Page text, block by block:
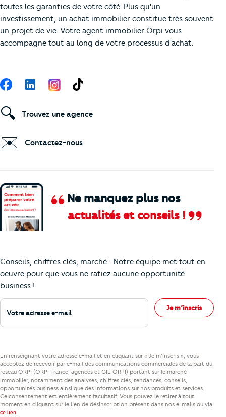
toutes les garanties de votre côté. Plus qu'un
investissement, un achat immobilier constitue très souvent
un projet de vie. Votre agent immobilier Orpi vous
accompagne tout au long de votre processus d'achat.
Ne manquez plus nos
actualités et conseils !
Conseils, chiffres clés, marché… Notre équipe met tout en
oeuvre pour que vous ne ratiez aucune opportunité
business !
Votre adresse e-mail
Je m’inscris
Suivez-nous
FacebookLinkedIn TikTok
🔍 Trouvez une agence
✉️ Contactez-nous
En renseignant votre adresse e-mail et en cliquant sur « Je m’inscris », vous
acceptez de recevoir par e-mail des communications commerciales de la part du
réseau ORPI (ORPI France, agences et GIE ORPI) portant sur le marché
immobilier, notamment des analyses, chiffres clés, tendances, conseils,
opportunités business ainsi que des informations sur nos produits et services.
Ce consentement est entièrement facultatif. Vous pouvez le retirer à tout
moment en cliquant sur le lien de désinscription présent dans nos e-mails ou via
ce lien.